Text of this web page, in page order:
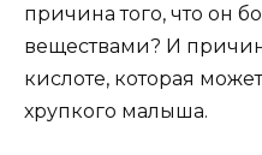
причина того, что он
веществами? И
кислоте, которая
хрупкого малыша.